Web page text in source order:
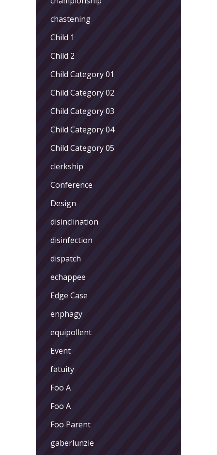
chastening
Child 1
Child 2
Child Category 01
Child Category 02
Child Category 03
Child Category 04
Child Category 05
clerkship
Conference
Design
disinclination
disinfection
dispatch
echappee
Edge Case
enphagy
equipollent
Event
fatuity
Foo A
Foo A
Foo Parent
gaberlunzie